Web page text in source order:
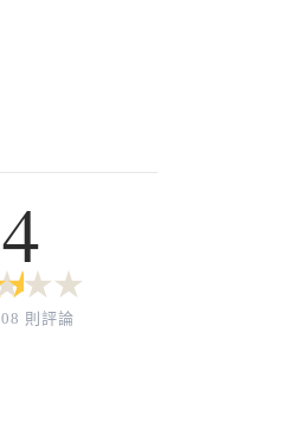
★
★ ★
★
則評論